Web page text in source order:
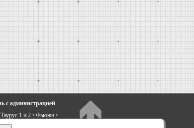
с администрацией
Таурус 1 и 2 • Фьюжн •